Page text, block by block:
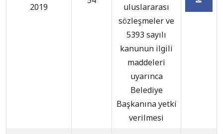
2019
uluslararası
sözleşmeler ve
5393 sayılı
kanunun ilgili
maddeleri
uyarınca
Belediye
Başkanına yetki
verilmesi